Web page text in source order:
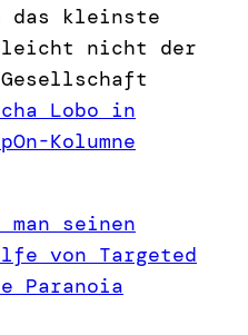
das kleinste
nicht der
Lobo in
Kolumne
man seinen
von Targeted
Paranoia